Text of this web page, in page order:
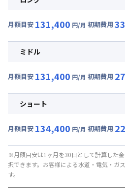
月額目安 131,400 円/月 初期費用
月額賃料目安(30日利用)
光熱費他 : 24,000円/月 (800円/日)
その他費用 :
初期費用
ミドル
月額目安 131,400 円/月 初期費用
月額賃料目安(30日利用)
光熱費他 : 24,000円/月 (800円/日)
その他費用 :
管理費: 24,000円/月 (800円/日)
初期費用
ショート
月額目安 134,400 円/月 初期費用
月額賃料目安(30日利用)
賃料 : 84,000円/月 (2,800円/日)
光熱費他 :
※月額目安は1ヶ月を30日として計算した
択できます。お客様による水道・電気・ガ
す。